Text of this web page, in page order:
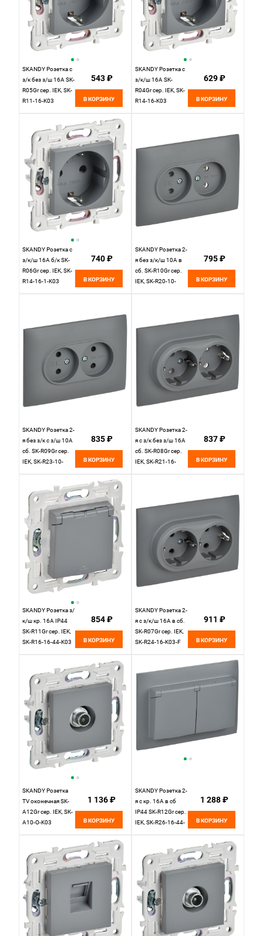
SKANDY Розетка с
з/к без з/ш 16А SK-
R05Gr сер. IEK, SK-
R11-16-K03
543 ₽
В КОРЗИНУ
SKANDY Розетка с
з/к/ш 16А SK-
R04Gr сер. IEK, SK-
R14-16-K03
629 ₽
В КОРЗИНУ
SKANDY Розетка с
з/к/ш 16А б/к SK-
R06Gr сер. IEK, SK-
R14-16-1-K03
740 ₽
В КОРЗИНУ
SKANDY Розетка 2-
я без з/к/ш 10А в
сб. SK-R10Gr сер.
IEK, SK-R20-10-
795 ₽
В КОРЗИНУ
SKANDY Розетка 2-
я без з/к с з/ш 10А
сб. SK-R09Gr сер.
IEK, SK-R23-10-
835 ₽
В КОРЗИНУ
SKANDY Розетка 2-
я с з/к без з/ш 16А
сб. SK-R08Gr сер.
IEK, SK-R21-16-
837 ₽
В КОРЗИНУ
SKANDY Розетка з/
к/ш кр. 16А IP44
SK-R11Gr сер. IEK,
SK-R16-16-44-K03
854 ₽
В КОРЗИНУ
SKANDY Розетка 2-
я с з/к/ш 16А в сб.
SK-R07Gr сер. IEK,
SK-R24-16-K03-F
911 ₽
В КОРЗИНУ
SKANDY Розетка
TV оконечная SK-
A12Gr сер. IEK, SK-
A10-O-K03
1 136 ₽
В КОРЗИНУ
SKANDY Розетка 2-
я с кр. 16А в сб
IP44 SK-R12Gr сер.
IEK, SK-R26-16-44-
1 288 ₽
В КОРЗИНУ